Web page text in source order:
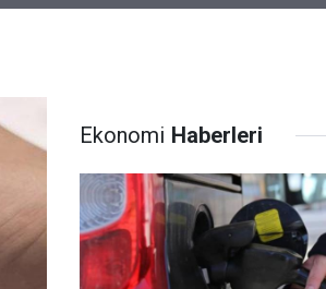
Ekonomi Haberleri